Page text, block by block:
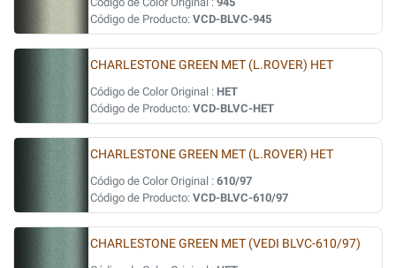
Código de Producto: VCD-BLVC-945
CHARLESTONE GREEN MET (L.ROVER) HET
Código de Color Original : HET
Código de Producto: VCD-BLVC-HET
CHARLESTONE GREEN MET (L.ROVER) HET
Código de Color Original : 610/97
Código de Producto: VCD-BLVC-610/97
CHARLESTONE GREEN MET (VEDI BLVC-610/97)